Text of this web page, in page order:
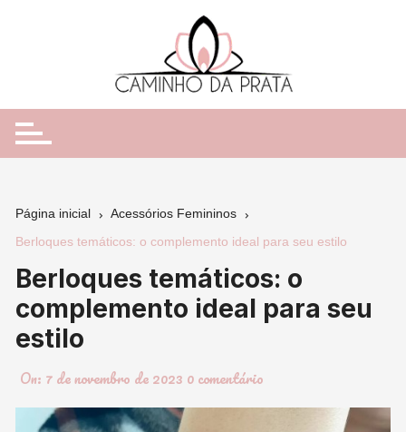
Página inicial
Acessórios Femininos
Berloques temáticos: o complemento ideal para seu estilo
Berloques temáticos: o
complemento ideal para seu
estilo
On: 7 de novembro de 2023 0 comentário